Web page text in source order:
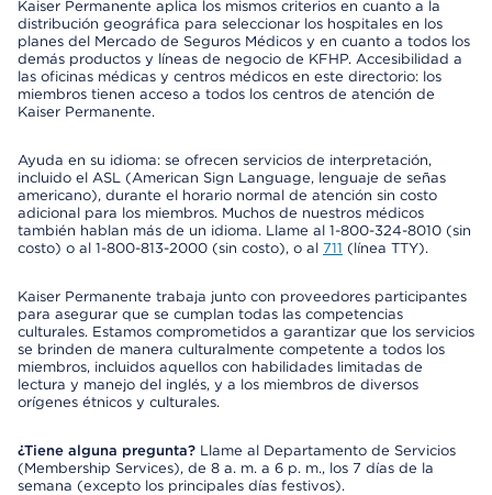
Kaiser Permanente aplica los mismos criterios en cuanto a la
distribución geográfica para seleccionar los hospitales en los
planes del Mercado de Seguros Médicos y en cuanto a todos los
demás productos y líneas de negocio de KFHP. Accesibilidad a
las oficinas médicas y centros médicos en este directorio: los
miembros tienen acceso a todos los centros de atención de
Kaiser Permanente.
Ayuda en su idioma: se ofrecen servicios de interpretación,
incluido el ASL (American Sign Language, lenguaje de señas
americano), durante el horario normal de atención sin costo
adicional para los miembros. Muchos de nuestros médicos
también hablan más de un idioma. Llame al 1-800-324-8010 (sin
costo) o al 1-800-813-2000 (sin costo), o al 711 (línea TTY).
Kaiser Permanente trabaja junto con proveedores participantes
para asegurar que se cumplan todas las competencias
culturales. Estamos comprometidos a garantizar que los servicios
se brinden de manera culturalmente competente a todos los
miembros, incluidos aquellos con habilidades limitadas de
lectura y manejo del inglés, y a los miembros de diversos
orígenes étnicos y culturales.
¿Tiene alguna pregunta? Llame al Departamento de Servicios
(Membership Services), de 8 a. m. a 6 p. m., los 7 días de la
semana (excepto los principales días festivos).